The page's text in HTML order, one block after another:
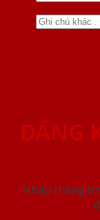
ĐĂNG
Nhập thông